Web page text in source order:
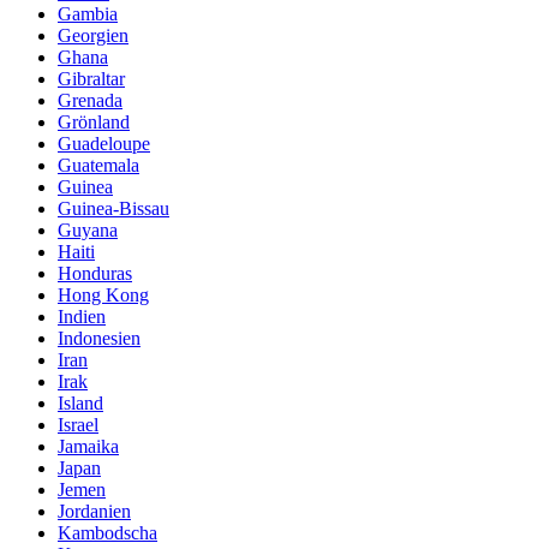
Gambia
Georgien
Ghana
Gibraltar
Grenada
Grönland
Guadeloupe
Guatemala
Guinea
Guinea-Bissau
Guyana
Haiti
Honduras
Hong Kong
Indien
Indonesien
Iran
Irak
Island
Israel
Jamaika
Japan
Jemen
Jordanien
Kambodscha